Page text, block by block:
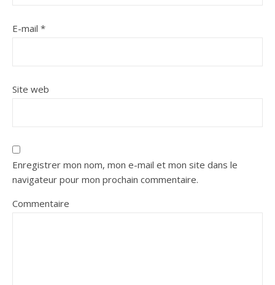
E-mail *
Site web
Enregistrer mon nom, mon e-mail et mon site dans le
navigateur pour mon prochain commentaire.
Commentaire